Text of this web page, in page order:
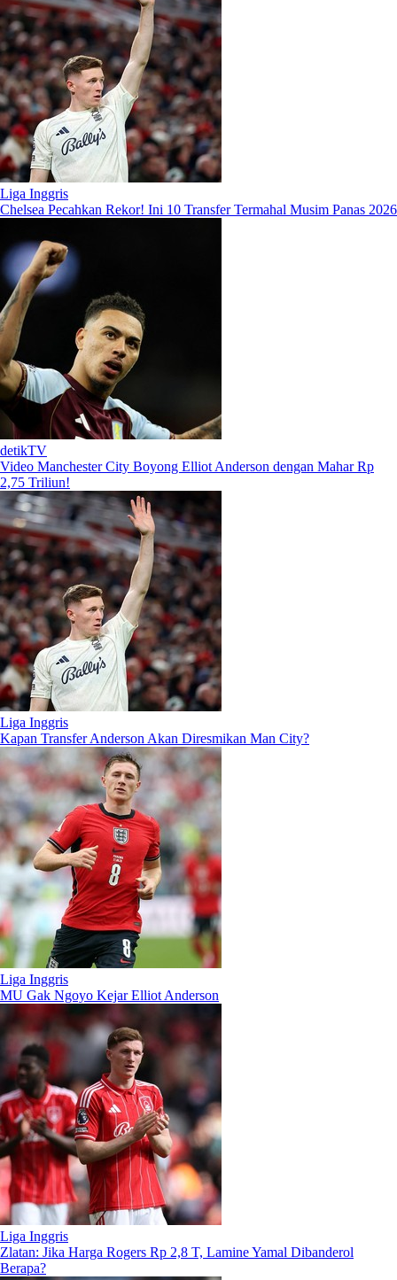
Liga Inggris
Chelsea Pecahkan Rekor! Ini 10 Transfer Termahal Musim Panas 2026
detikTV
Video Manchester City Boyong Elliot Anderson dengan Mahar Rp
2,75 Triliun!
Liga Inggris
Kapan Transfer Anderson Akan Diresmikan Man City?
Liga Inggris
MU Gak Ngoyo Kejar Elliot Anderson
Liga Inggris
Zlatan: Jika Harga Rogers Rp 2,8 T, Lamine Yamal Dibanderol
Berapa?